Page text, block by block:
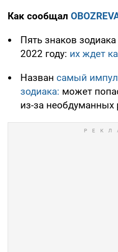
Как сообщал
Пять знаков
2022 году: их ждет
Назван самый
зодиака: может
из-за необдуманных